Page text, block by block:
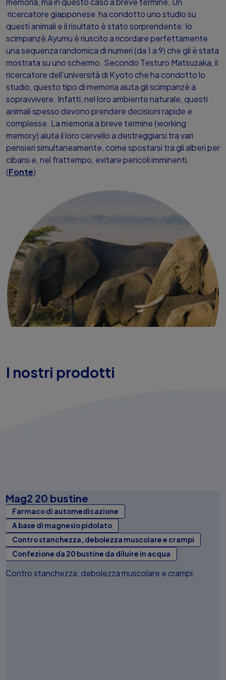
ricercatore giapponese ha condotto uno studio su
questi animali e il risultato è stato sorprendente: lo
scimpanzè Ayumu è riuscito a ricordare perfettamente
una sequenza randomica di numeri (da 1 a 9) che gli è stata
mostrata su uno schermo. Secondo Testuro Matsuzaka, il
ricercatore dell’università di Kyoto che ha condotto lo
studio, questo tipo di memoria aiuta gli scimpanzè a
sopravvivere. Infatti, nel loro ambiente naturale, questi
animali spesso devono prendere decisioni rapide e
complesse. La memoria a breve termine (working
memory) aiuta il loro cervello a destreggiarsi tra vari
pensieri simultaneamente, come spostarsi tra gli alberi per
cibarsi e, nel frattempo, evitare pericoli imminenti.
(Fonte)
I nostri prodotti
Mag2 20 bustine
Farmaco di automedicazione
A base di magnesio pidolato
Contro stanchezza, debolezza muscolare e crampi
Confezione da 20 bustine da diluire in acqua
Contro stanchezza, debolezza muscolare e crampi.